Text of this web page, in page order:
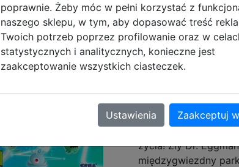
Sonic
Limited
Dołącz do Sonica w
życia! Zły Dr.
międzygwiezdny
poprawnie. Żeby móc w pełni korzystać z
naszego sklepu, w tym, aby dopasować treść
Twoich potrzeb poprzez profilowanie oraz w
statystycznych i analitycznych, konieczne jest
zaakceptowanie wszystkich ciasteczek.
Ustawienia Zaakceptuj